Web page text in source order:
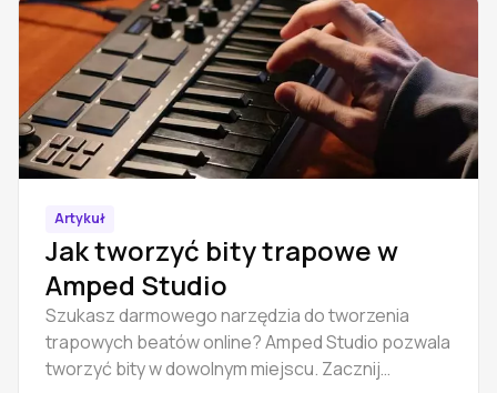
Artykuł
Jak tworzyć bity trapowe w
Amped Studio
Szukasz darmowego narzędzia do tworzenia
trapowych beatów online? Amped Studio pozwala
tworzyć bity w dowolnym miejscu. Zacznij